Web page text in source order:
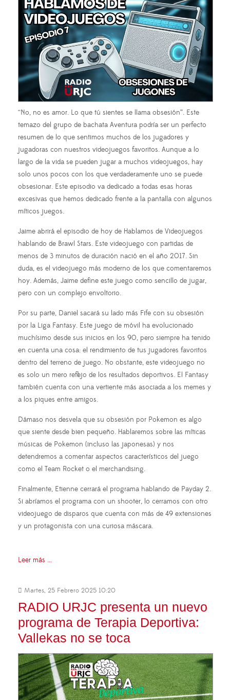
“No, no es amor. Lo que tú sientes se llama obsesión”. Este
temazo del grupo de bachata Aventura podría ser un perfecto
resumen de lo que sentimos muchos de los jugadores y
jugadoras con nuestros videojuegos favoritos. Aunque a lo
largo de la vida se pueden jugar a muchos videojuegos, hay
solo unos pocos con los que verdaderamente uno se puede
obsesionar. Este episodio va dedicado a todas esas horas
excesivas que hemos dedicado frente a la pantalla con algunos
míticos juegos.
Jaime abrirá el episodio de hoy de Hablamos de Videojuegos
hablando de Brawl Stars. Este videojuego con partidas de
menos de 3 minutos de duración nació en el año 2017. Sin
duda, es el videojuego más moderno de los que comentaremos
hoy. Además, Jaime define este juego como sencillo de jugar,
pero con un complejo envoltorio.
Por su parte, Daniel sacará su lado más Fife con su obsesión
por la Liga Fantasy. Este juego de móvil ha evolucionado
muchísimo desde sus inicios en los 90, pero siempre ha tenido
en cuenta una cosa: el rendimiento de tus jugadores favoritos
dentro del terreno de juego. No obstante, este videojuego no
es solo un mero reflejo de los resultados deportivos. El Fantasy
también cuenta con una vertiente más asociada a los memes y
a los piques entre amigos.
Dámaso nos desvela que su obsesión por Pokemon es algo
que siente desde bien pequeño. Hablaremos sobre las míticas
músicas de Pokemon (incluso las japonesas) y nos
detendremos a comentar aspectos característicos del juego
como el Team Rocket o el merchandising.
Finalmente, Etienne cerrará el programa hablando de Payday 2.
Si abríamos el programa con un shooter, lo cerramos con otro
videojuego de disparos que cuenta con más de 49 extensiones
y un protagonista con una curiosa máscara.
Leer más ...
Martes, 25 Febrero 2025 10:20
RADIO URJC presenta un nuevo
programa de Terapia Deportiva:
Vallekas no se toca